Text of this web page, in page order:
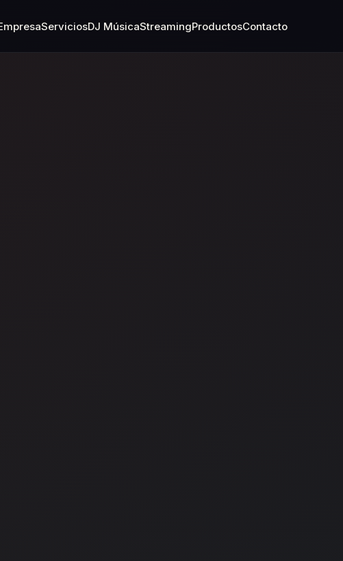
ServiciosDJ MúsicaStreamingProductosContacto